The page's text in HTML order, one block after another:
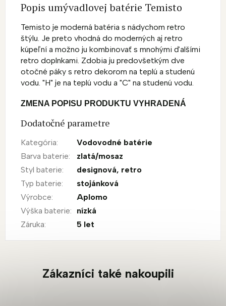
Popis umývadlovej batérie Temisto
Temisto je moderná batéria s nádychom retro
štýlu. Je preto vhodná do moderných aj retro
kúpeľní a možno ju kombinovať s mnohými ďalšími
retro doplnkami. Zdobia ju predovšetkým dve
otočné páky s retro dekorom na teplú a studenú
vodu. "H" je na teplú vodu a "C" na studenú vodu.
ZMENA POPISU PRODUKTU VYHRADENÁ
Dodatočné parametre
Kategória:
Vodovodné batérie
Barva baterie:
zlatá/mosaz
Styl baterie: designová, retro
Typ baterie:
stojánková
Výrobce:
Aplomo
Výška baterie:
nízká
Záruka: 5 let
Zákazníci také nakoupili